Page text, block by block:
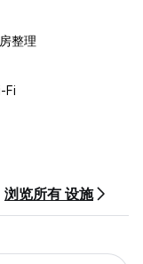
language)
整理
Fi
浏览所有 设施